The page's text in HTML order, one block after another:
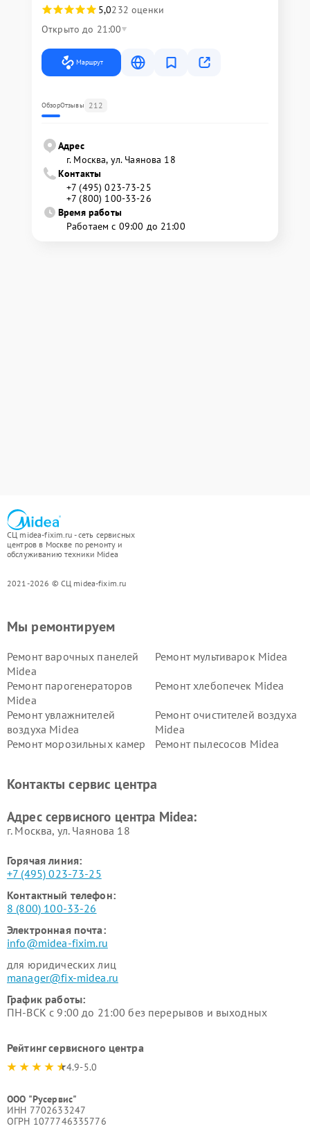
5,0232 оценки
Открыто до 21:00
Маршрут
ОбзорОтзывы 212
Адрес
г. Москва, ул. Чаянова 18
Контакты
+7 (495) 023-73-25
+7 (800) 100-33-26
Время работы
Работаем с 09:00 до 21:00
СЦ midea-fixim.ru - сеть сервисных
центров в Москве по ремонту и
обслуживанию техники Midea
2021-2026 © СЦ midea-fixim.ru
Мы ремонтируем
Ремонт варочных панелей
Midea
Ремонт мультиварок Midea
Ремонт парогенераторов
Midea
Ремонт хлебопечек Midea
Ремонт увлажнителей
воздуха Midea
Ремонт очистителей воздуха
Midea
Ремонт морозильных камер
Ремонт пылесосов Midea
пылесосов Midea
Midea
Контакты сервис центра
Адрес сервисного центра Midea:
г. Москва, ул. Чаянова 18
Горячая линия:
+7 (495) 023-73-25
Контактный телефон:
8 (800) 100-33-26
Электронная почта:
info@midea-fixim.ru
для юридических лиц
manager@fix-midea.ru
График работы:
ПН-ВСК с 9:00 до 21:00 без перерывов и выходных
Рейтинг сервисного центра
4.9-5.0
ООО "Русервис"
ИНН 7702633247
ОГРН 1077746335776